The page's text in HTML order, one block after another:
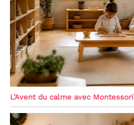
L’Avent du calme avec Montessori